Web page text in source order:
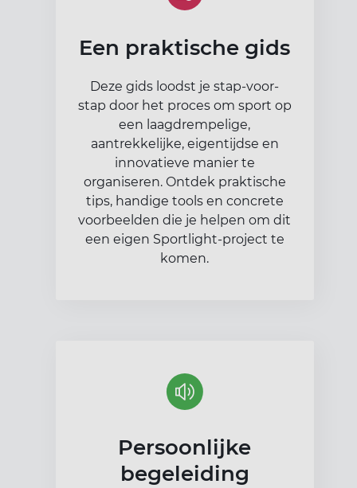
Een praktische gids
Deze gids loodst je stap-voor-
stap door het proces om sport op
een laagdrempelige,
aantrekkelijke, eigentijdse en
innovatieve manier te
organiseren. Ontdek praktische
tips, handige tools en concrete
voorbeelden die je helpen om dit
een eigen Sportlight-project te
komen.
Persoonlijke
begeleiding